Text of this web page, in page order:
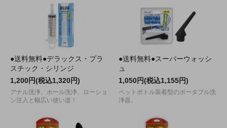
●送料無料●デラックス・プラ
スチック・シリンジ
1,200円(税込1,320円)
アナル洗浄、ホール洗浄、ローショ
ン注入と幅広い使い道！
●送料無料●スーパーウォッシ
ュ
1,050円(税込1,155円)
ペットボトル装着型のポータブル洗
浄器。